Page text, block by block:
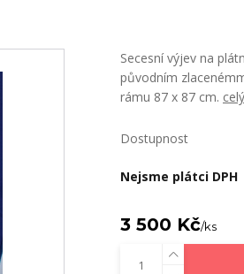
Secesní výjev na
původním
rámu 87 x 87 cm.
Dostupnost
Nejsme plátci DPH
3 500 Kč/ks